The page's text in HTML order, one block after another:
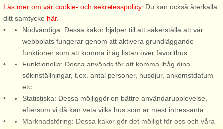
En väldigt trevlig lägenhet på
en lantgård med närhet till
både badstrand och
sevärdheter. En bostad på
ägarens gård omgivet av
betesängar med kor och får.
Ett perfekt boende för ett par
eller den lilla ...
från 4.847 SEK
Läs mer om vår cookie- och sekretesspolicy. Du kan också återkalla
ditt samtycke här.
Nödvändiga: Dessa kakor hjälper till att säkerställa att vår
webbplats fungerar genom att aktivera grundläggande
funktioner som att komma ihåg listan över favorithus.
Funktionella: Dessa används för att komma ihåg dina
sökinställningar, t.ex. antal personer, husdjur, ankomstdatum
etc.
Statistiska: Dessa möjliggör en bättre användarupplevelse,
eftersom vi då kan veta vilka hus som är mest intressanta.
Marknadsföring: Dessa kakor gör det möjligt för oss och våra